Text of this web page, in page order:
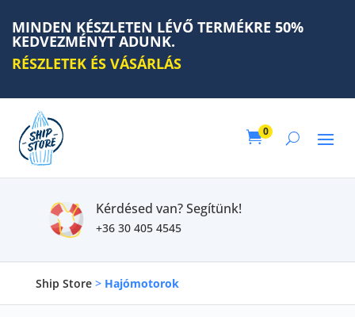
MINDEN KÉSZLETEN LÉVŐ TERMÉKRE 50%
KEDVEZMÉNYT ADUNK.
RÉSZLETEK ÉS VÁSÁRLÁS
0
Kérdésed van? Segítünk!
+36 30 405 4545
Ship Store> Hajómotorok